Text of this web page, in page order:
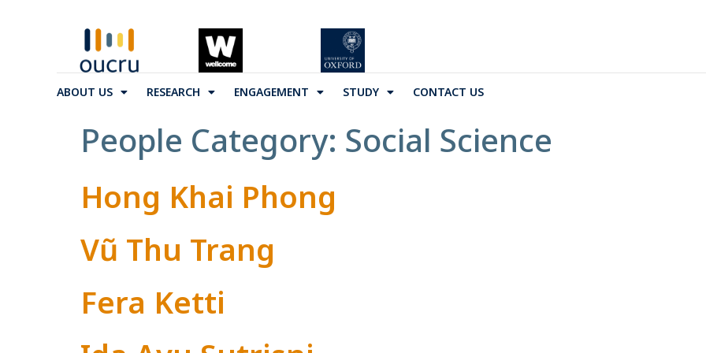
ABOUT US RESEARCH ENGAGEMENT STUDY CONTACT US
People Category: Social Science
Hong Khai Phong
Vũ Thu Trang
Fera Ketti